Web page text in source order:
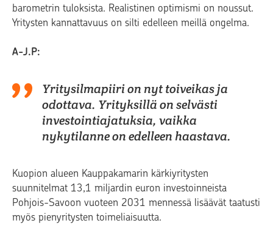
barometrin tuloksista. Realistinen optimismi on noussut.
Yritysten kannattavuus on silti edelleen meillä ongelma.
A-J.P:
Yritysilmapiiri on nyt toiveikas ja
odottava. Yrityksillä on selvästi
investointiajatuksia, vaikka
nykytilanne on edelleen haastava.
Kuopion alueen Kauppakamarin kärkiyritysten
suunnitelmat 13,1 miljardin euron investoinneista
Pohjois-Savoon vuoteen 2031 mennessä lisäävät taatusti
myös pienyritysten toimeliaisuutta.